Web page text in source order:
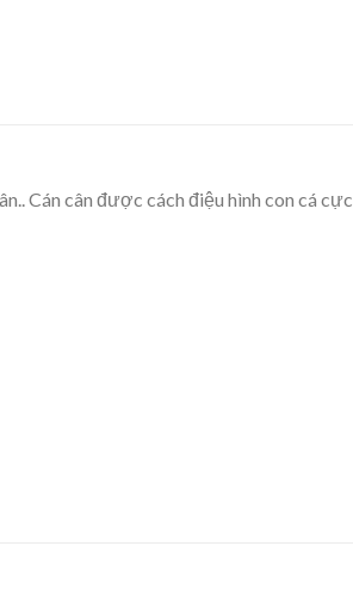
Cán cân được cách điệu hình con cá cực